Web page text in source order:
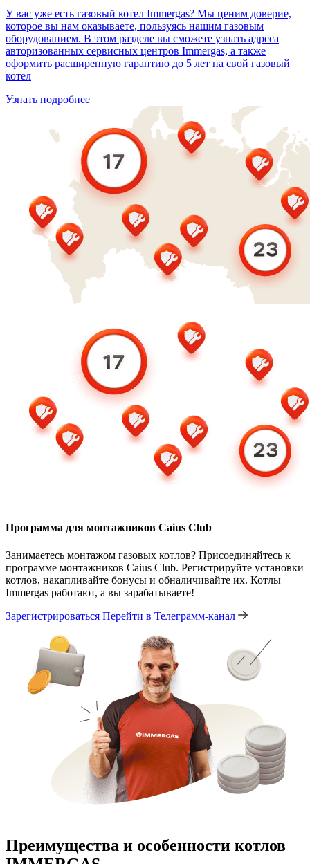
У вас уже есть газовый котел Immergas? Мы ценим доверие,
которое вы нам оказываете, пользуясь нашим газовым
оборудованием. В этом разделе вы сможете узнать адреса
авторизованных сервисных центров Immergas, а также
оформить расширенную гарантию до 5 лет на свой газовый
котел
Узнать подробнее
Программа для монтажников Caius Club
Занимаетесь монтажом газовых котлов? Присоединяйтесь к
программе монтажников Caius Club. Регистрируйте установки
котлов, накапливайте бонусы и обналичивайте их. Котлы
Immergas работают, а вы зарабатываете!
Зарегистрироваться Перейти в Телеграмм-канал
Преимущества и особенности котлов